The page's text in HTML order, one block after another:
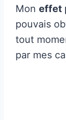
Mon effet
pouvais
tout
par mes